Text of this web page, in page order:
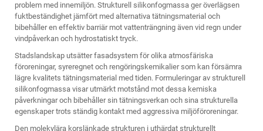
problem med innemiljön. Strukturell silikonfogmassa ger överlägsen
fuktbeständighet jämfört med alternativa tätningsmaterial och
bibehåller en effektiv barriär mot vattenträngning även vid regn under
vindpåverkan och hydrostatiskt tryck.
Stadslandskap utsätter fasadsystem för olika atmosfäriska
föroreningar, syreregnet och rengöringskemikalier som kan försämra
lägre kvalitets tätningsmaterial med tiden. Formuleringar av strukturell
silikonfogmassa visar utmärkt motstånd mot dessa kemiska
påverkningar och bibehåller sin tätningsverkan och sina strukturella
egenskaper trots ständig kontakt med aggressiva miljöföroreningar.
Den molekylära korslänkade strukturen i uthärdat strukturellt